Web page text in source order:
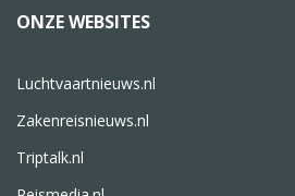
ONZE WEBSITES
Luchtvaartnieuws.nl
Zakenreisnieuws.nl
Triptalk.nl